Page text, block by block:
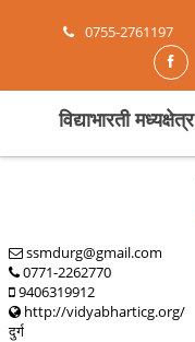
0755-2761197
विद्याभारती मध्यक्षेत्र
ssmdurg@gmail.com
0771-2262770
9406319912
http://vidyabharticg.org/
दुर्ग